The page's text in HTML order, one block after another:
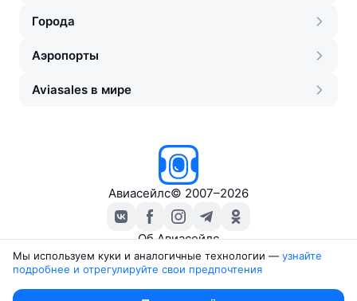
Города
Аэропорты
Aviasales в мире
Авиасейлс© 2007–2026
Об Авиасейлс
Пресс‑центр
Travelpayouts
Мы используем куки и аналогичные технологии — узнайте
подробнее и отрегулируйте свои предпочтения